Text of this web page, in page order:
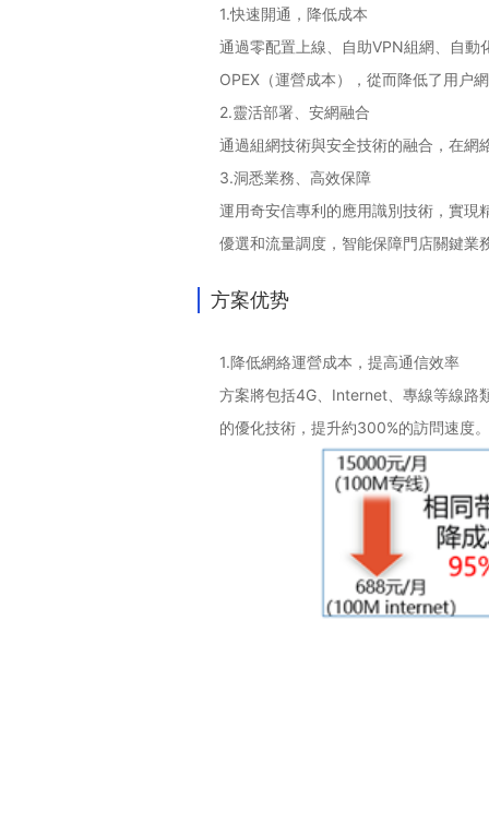
1.快速開通，降低成本
通過零配置上線、自助VPN組網、自動
OPEX（運營成本），從而降低了用户
2.靈活部署、安網融合
通過組網技術與安全技術的融合，在網
3.洞悉業務、高效保障
運用奇安信專利的應用識別技術，實現
優選和流量調度，智能保障門店關鍵業
方案优势
1.降低網絡運營成本，提高通信效率
方案將包括4G、Internet、專線等線路
的優化技術，提升約300%的訪問速度。